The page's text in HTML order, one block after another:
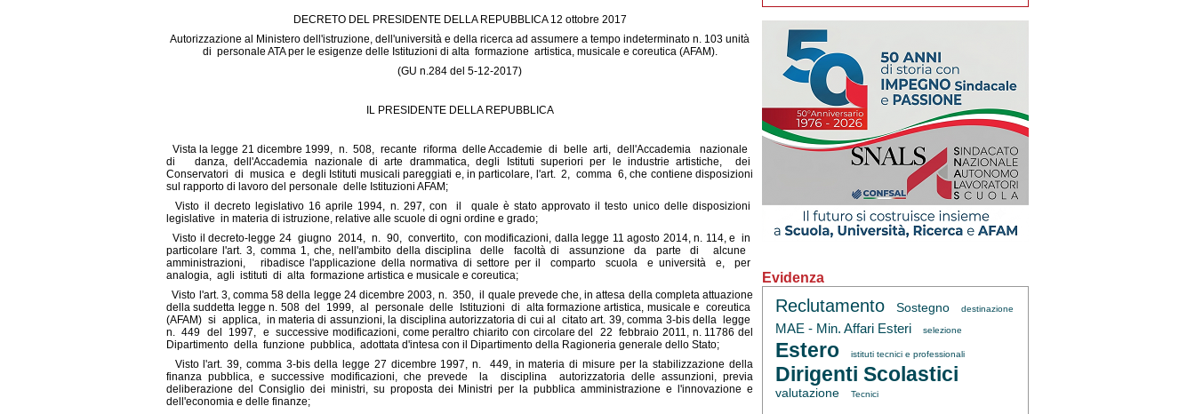
DECRETO DEL PRESIDENTE DELLA REPUBBLICA 12 ottobre 2017
Autorizzazione al Ministero dell'istruzione, dell'università e della ricerca ad assumere a tempo indeterminato n. 103 unità
di personale ATA per le esigenze delle Istituzioni di alta formazione artistica, musicale e coreutica (AFAM).
(GU n.284 del 5-12-2017)
IL PRESIDENTE DELLA REPUBBLICA
Vista la legge 21 dicembre 1999, n. 508, recante riforma delle Accademie di belle arti, dell'Accademia nazionale
di danza, dell'Accademia nazionale di arte drammatica, degli Istituti superiori per le industrie artistiche, dei
Conservatori di musica e degli Istituti musicali pareggiati e, in particolare, l'art. 2, comma 6, che contiene disposizioni
sul rapporto di lavoro del personale delle Istituzioni AFAM;
Visto il decreto legislativo 16 aprile 1994, n. 297, con il quale è stato approvato il testo unico delle disposizioni
legislative in materia di istruzione, relative alle scuole di ogni ordine e grado;
Visto il decreto-legge 24 giugno 2014, n. 90, convertito, con modificazioni, dalla legge 11 agosto 2014, n. 114, e in
particolare l'art. 3, comma 1, che, nell'ambito della disciplina delle facoltà di assunzione da parte di alcune
amministrazioni, ribadisce l'applicazione della normativa di settore per il comparto scuola e università e, per
analogia, agli istituti di alta formazione artistica e musicale e coreutica;
Visto l'art. 3, comma 58 della legge 24 dicembre 2003, n. 350, il quale prevede che, in attesa della completa attuazione
della suddetta legge n. 508 del 1999, al personale delle Istituzioni di alta formazione artistica, musicale e coreutica
(AFAM) si applica, in materia di assunzioni, la disciplina autorizzatoria di cui al citato art. 39, comma 3-bis della legge
n. 449 del 1997, e successive modificazioni, come peraltro chiarito con circolare del 22 febbraio 2011, n. 11786 del
Dipartimento della funzione pubblica, adottata d'intesa con il Dipartimento della Ragioneria generale dello Stato;
Visto l'art. 39, comma 3-bis della legge 27 dicembre 1997, n. 449, in materia di misure per la stabilizzazione della
finanza pubblica, e successive modificazioni, che prevede la disciplina autorizzatoria delle assunzioni, previa
deliberazione del Consiglio dei ministri, su proposta dei Ministri per la pubblica amministrazione e l'innovazione e
dell'economia e delle finanze;
Evidenza
Reclutamento Sostegno destinazione
MAE - Min. Affari Esteri selezione
Estero istituti tecnici e professionali
Dirigenti Scolastici
valutazione Tecnici